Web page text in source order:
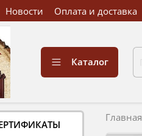
Новости Оплата и доставка
Каталог
Главная